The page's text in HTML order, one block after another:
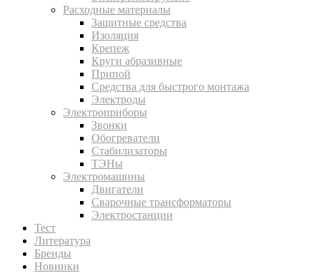
Расходные материалы
Защитные средства
Изоляция
Крепеж
Круги абразивные
Припой
Средства для быстрого монтажа
Электроды
Электроприборы
Звонки
Обогреватели
Стабилизаторы
ТЭНы
Электромашины
Двигатели
Сварочные трансформаторы
Электростанции
Тест
Литература
Бренды
Новинки